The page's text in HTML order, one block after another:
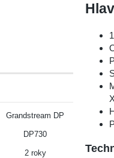
Grandstream DP
DP730
2 roky